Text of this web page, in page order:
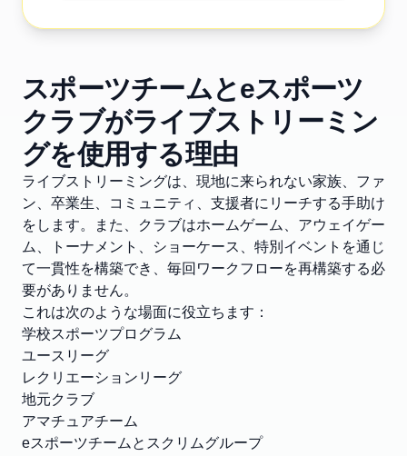
スポーツチームとeスポーツ
クラブがライブストリーミン
グを使用する理由
ライブストリーミングは、現地に来られない家族、ファ
ン、卒業生、コミュニティ、支援者にリーチする手助け
をします。また、クラブはホームゲーム、アウェイゲー
ム、トーナメント、ショーケース、特別イベントを通じ
て一貫性を構築でき、毎回ワークフローを再構築する必
要がありません。
これは次のような場面に役立ちます：
学校スポーツプログラム
ユースリーグ
レクリエーションリーグ
地元クラブ
アマチュアチーム
eスポーツチームとスクリムグループ